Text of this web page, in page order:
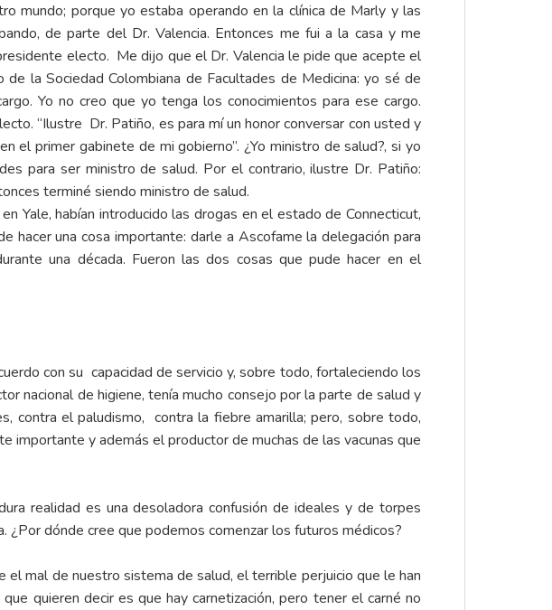
mundo; porque yo estaba operando en la clínica de Marly y las
de parte del Dr. Valencia. Entonces me fui a la casa y me
electo. Me dijo que el Dr. Valencia le pide que acepte el
la Sociedad Colombiana de Facultades de Medicina: yo sé de
Yo no creo que yo tenga los conocimientos para ese cargo.
“Ilustre Dr. Patiño, es para mí un honor conversar con usted y
el primer gabinete de mi gobierno”. ¿Yo ministro de salud?, si yo
para ser ministro de salud. Por el contrario, ilustre Dr. Patiño:
terminé siendo ministro de salud.
Yale, habían introducido las drogas en el estado de Connecticut,
hacer una cosa importante: darle a Ascofame la delegación para
una década. Fueron las dos cosas que pude hacer en el
con su capacidad de servicio y, sobre todo, fortaleciendo los
nacional de higiene, tenía mucho consejo por la parte de salud y
contra el paludismo, contra la fiebre amarilla; pero, sobre todo,
importante y además el productor de muchas de las vacunas que
realidad es una desoladora confusión de ideales y de torpes
¿Por dónde cree que podemos comenzar los futuros médicos?
el mal de nuestro sistema de salud, el terrible perjuicio que le han
quieren decir es que hay carnetización, pero tener el carné no